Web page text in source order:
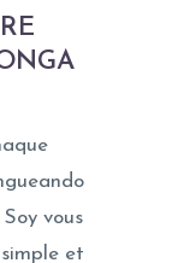
vous
et